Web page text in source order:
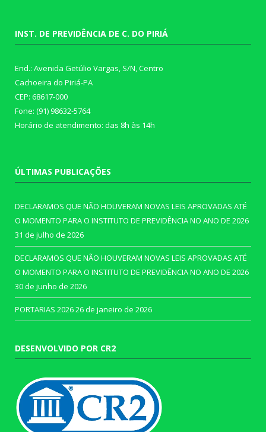
INST. DE PREVIDÊNCIA DE C. DO PIRIÁ
End.: Avenida Getúlio Vargas, S/N, Centro
Cachoeira do Piriá-PA
CEP: 68617-000
Fone: (91) 98632-5764
Horário de atendimento: das 8h às 14h
ÚLTIMAS PUBLICAÇÕES
DECLARAMOS QUE NÃO HOUVERAM NOVAS LEIS APROVADAS ATÉ
O MOMENTO PARA O INSTITUTO DE PREVIDÊNCIA NO ANO DE 2026
31 de julho de 2026
DECLARAMOS QUE NÃO HOUVERAM NOVAS LEIS APROVADAS ATÉ
O MOMENTO PARA O INSTITUTO DE PREVIDÊNCIA NO ANO DE 2026
30 de junho de 2026
PORTARIAS 202626 de janeiro de 2026
DESENVOLVIDO POR CR2